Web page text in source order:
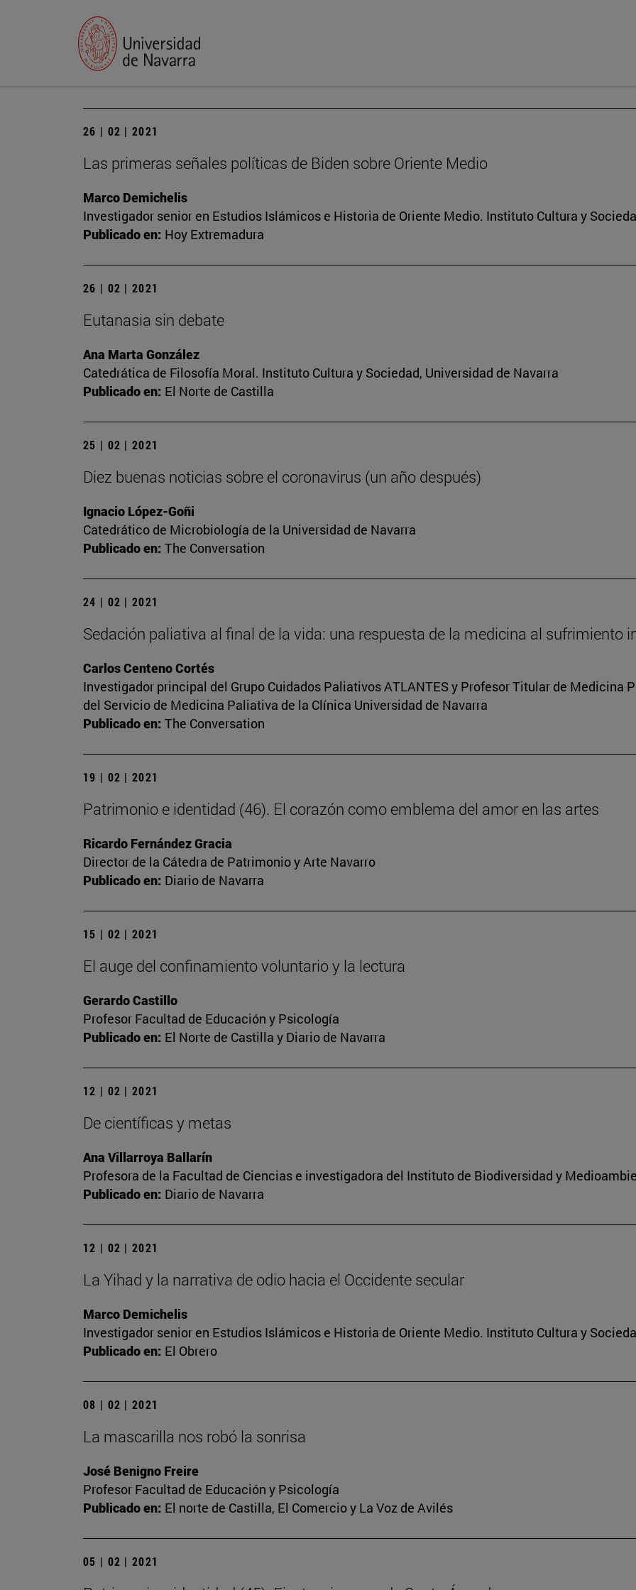
26 | 02 | 2021
Las primeras señales políticas de Biden sobre Oriente Medio
Marco Demichelis
Investigador senior en Estudios Islámicos e Historia de Oriente Medio. Instituto Cultura y
Publicado en: Hoy Extremadura
26 | 02 | 2021
Eutanasia sin debate
Ana Marta González
Catedrática de Filosofía Moral. Instituto Cultura y Sociedad, Universidad de Navarra
Publicado en: El Norte de Castilla
25 | 02 | 2021
Diez buenas noticias sobre el coronavirus (un año después)
Ignacio López-Goñi
Catedrático de Microbiología de la Universidad de Navarra
Publicado en: The Conversation
24 | 02 | 2021
Sedación paliativa al final de la vida: una respuesta de la medicina al sufrimiento
Carlos Centeno Cortés
Investigador principal del Grupo Cuidados Paliativos ATLANTES y Profesor Titular de Medicina
del Servicio de Medicina Paliativa de la Clínica Universidad de Navarra
Publicado en: The Conversation
19 | 02 | 2021
Patrimonio e identidad (46). El corazón como emblema del amor en las artes
Ricardo Fernández Gracia
Director de la Cátedra de Patrimonio y Arte Navarro
Publicado en: Diario de Navarra
15 | 02 | 2021
El auge del confinamiento voluntario y la lectura
Gerardo Castillo
Profesor Facultad de Educación y Psicología
Publicado en: El Norte de Castilla y Diario de Navarra
12 | 02 | 2021
De científicas y metas
Ana Villarroya Ballarín
Profesora de la Facultad de Ciencias e investigadora del Instituto de Biodiversidad y
Publicado en: Diario de Navarra
12 | 02 | 2021
La Yihad y la narrativa de odio hacia el Occidente secular
Marco Demichelis
Investigador senior en Estudios Islámicos e Historia de Oriente Medio. Instituto Cultura y
Publicado en: El Obrero
08 | 02 | 2021
La mascarilla nos robó la sonrisa
José Benigno Freire
Profesor Facultad de Educación y Psicología
Publicado en: El norte de Castilla, El Comercio y La Voz de Avilés
05 | 02 | 2021